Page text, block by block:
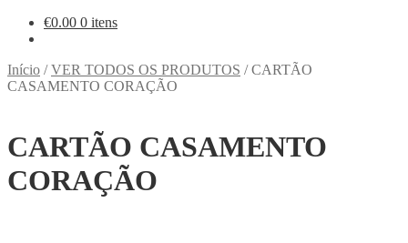
€0.00 0 itens
Início /VER TODOS OS PRODUTOS /CARTÃO
CASAMENTO CORAÇÃO
CARTÃO CASAMENTO
CORAÇÃO